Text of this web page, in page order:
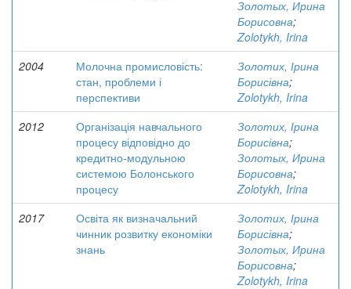
Золотых, Ирина
Борисовна;
Zolotykh, Irina
2004
Молочна промисловість:
стан, проблеми і
перспективи
Золотих, Ірина
Борисівна;
Zolotykh, Irina
2012
Організація навчального
процесу відповідно до
кредитно-модульною
системою Болонського
процесу
Золотих, Ірина
Борисівна;
Золотых, Ирина
Борисовна;
Zolotykh, Irina
2017
Освіта як визначальний
чинник розвитку економіки
знань
Золотих, Ірина
Борисівна;
Золотых, Ирина
Борисовна;
Zolotykh, Irina